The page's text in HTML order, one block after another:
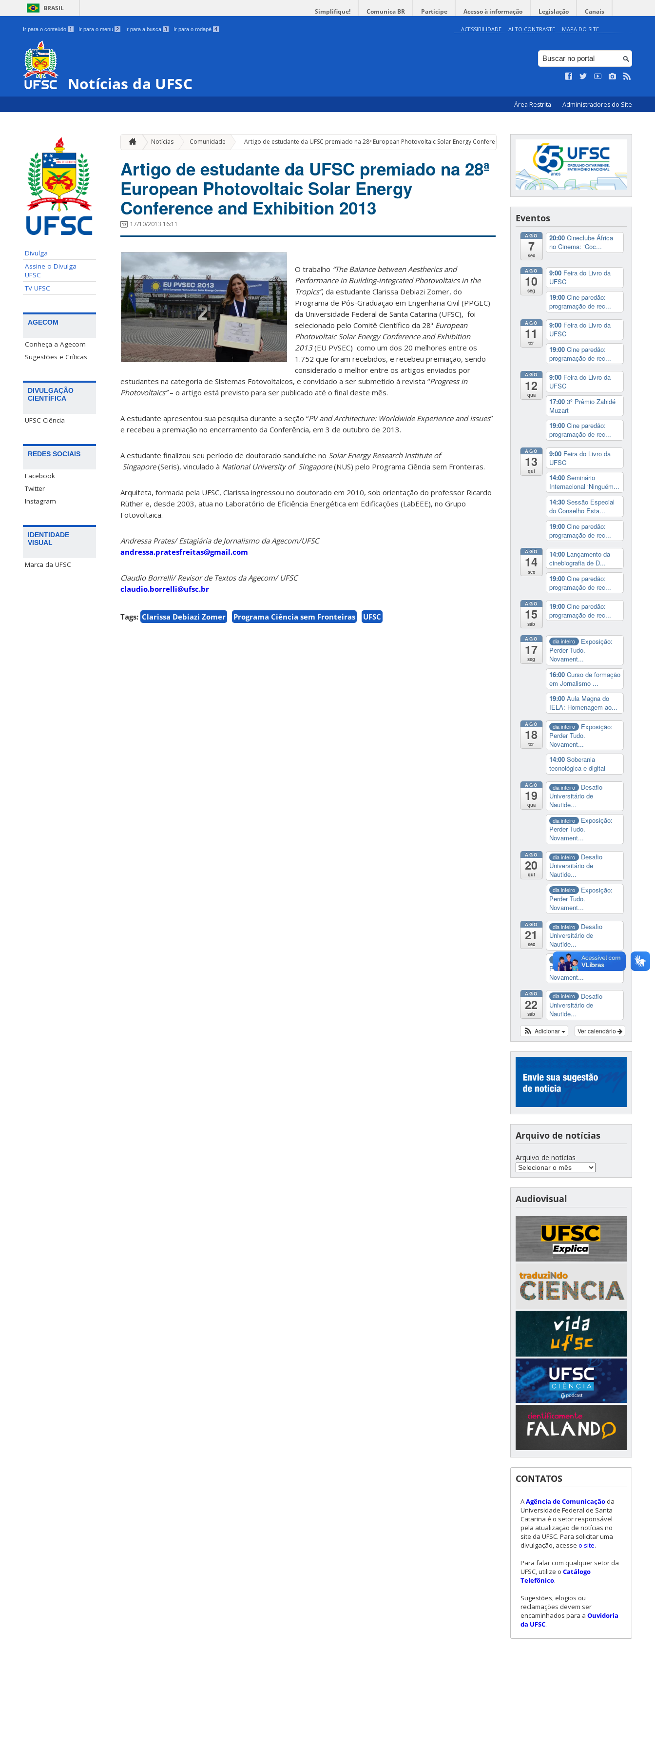
BRASIL Simplifique! Comunica BR Participe Acesso à informação Legislação Canais
Ir para o conteúdo 1 Ir para o menu 2 Ir para a busca 3 Ir para o rodapé 4 ACESSIBILIDADE ALTO CONTRASTE MAPA DO SITE
Notícias da UFSC
Área Restrita Administradores do Site
Divulga
Assine o Divulga
UFSC
TV UFSC
AGECOM
Conheça a Agecom
Sugestões e Críticas
DIVULGAÇÃO
CIENTÍFICA
UFSC Ciência
REDES SOCIAIS
Facebook
Twitter
Instagram
IDENTIDADE
VISUAL
Marca da UFSC
Notícias Comunidade » Artigo de estudante da UFSC premiado na 28ª European Photovoltaic Solar Energy Conference and Exhibition 2013
Artigo de estudante da UFSC premiado na 28ª
European Photovoltaic Solar Energy
Conference and Exhibition 2013
17/10/2013 16:11
O trabalho “The Balance between Aestherics and
Performance in Building-integrated Photovoltaics in the
Tropics”, da estudante Clarissa Debiazi Zomer, do
Programa de Pós-Graduação em Engenharia Civil (PPGEC)
da Universidade Federal de Santa Catarina (UFSC), foi
selecionado pelo Comitê Científico da 28ª European
Photovoltaic Solar Energy Conference and Exhibition
2013(EU PVSEC) como um dos 20 melhores entre os
1.752 que foram recebidos, e recebeu premiação, sendo
considerado o melhor entre os artigos enviados por
estudantes na categoria de Sistemas Fotovoltaicos, e convidado a ser submetido à revista “Progress in
Photovoltaics”– o artigo está previsto para ser publicado até o final deste mês.
A estudante apresentou sua pesquisa durante a seção “PV and Architecture: Worldwide Experience and Issues”
e recebeu a premiação no encerramento da Conferência, em 3 de outubro de 2013.
A estudante finalizou seu período de doutorado sanduíche no Solar Energy Research Institute of
Singapore(Seris), vinculado à National University of Singapore(NUS) pelo Programa Ciência sem Fronteiras.
Arquiteta, formada pela UFSC, Clarissa ingressou no doutorado em 2010, sob orientação do professor Ricardo
Rüther e, desde 2003, atua no Laboratório de Eficiência Energética em Edificações (LabEEE), no Grupo
Fotovoltaica.
Andressa Prates/ Estagiária de Jornalismo da Agecom/UFSC
andressa.pratesfreitas@gmail.com
Claudio Borrelli/ Revisor de Textos da Agecom/ UFSC
claudio.borrelli@ufsc.br
Tags: Clarissa Debiazi Zomer Programa Ciência sem Fronteiras UFSC
Eventos
AGO
7
sex
20:00 Cineclube África
no Cinema: ‘Coc...
AGO
10
seg
9:00 Feira do Livro da
UFSC
19:00 Cine paredão:
programação de rec...
AGO
11
ter
9:00 Feira do Livro da
UFSC
19:00 Cine paredão:
programação de rec...
AGO
12
qua
9:00 Feira do Livro da
UFSC
17:00 3º Prêmio Zahidé
Muzart
19:00 Cine paredão:
programação de rec...
AGO
13
qui
9:00 Feira do Livro da
UFSC
14:00 Seminário
Internacional ‘Ninguém...
14:30 Sessão Especial
do Conselho Esta...
19:00 Cine paredão:
programação de rec...
AGO
14
sex
14:00 Lançamento da
cinebiografia de D...
19:00 Cine paredão:
programação de rec...
AGO
15
sáb
19:00 Cine paredão:
programação de rec...
AGO
17
seg
dia inteiro
Exposição:
Perder Tudo.
Novament...
16:00 Curso de formação
em Jornalismo ...
19:00 Aula Magna do
IELA: Homenagem ao...
AGO
18
ter
dia inteiro
Exposição:
Perder Tudo.
Novament...
14:00 Soberania
tecnológica e digital
AGO
19
qua
dia inteiro
Desafio
Universitário de
Nautide...
dia inteiro
Exposição:
Perder Tudo.
Novament...
AGO
20
qui
dia inteiro
Desafio
Universitário de
Nautide...
dia inteiro
Exposição:
Perder Tudo.
Novament...
AGO
21
sex
dia inteiro
Desafio
Universitário de
Nautide...
dia inteiro
Exposição:
Perder Tudo.
Novament...
AGO
22
sáb
dia inteiro
Desafio
Universitário de
Nautide...
Ver calendário
Adicionar
Arquivo de notícias
Arquivo de notícias
Audiovisual
CONTATOS
AAgência de Comunicação da
Universidade Federal de Santa
Catarina é o setor responsável
pela atualização de notícias no
site da UFSC. Para solicitar uma
divulgação, acesse o site.
Para falar com qualquer setor da
UFSC, utilize o Catálogo
Telefônico.
Sugestões, elogios ou
reclamações devem ser
encaminhados para a Ouvidoria
da UFSC.